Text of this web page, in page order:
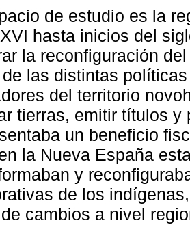
de estudio es la
hasta inicios del
la reconfiguración
las distintas
del territorio
tierras, emitir títulos
un beneficio
la Nueva España
y
de los
cambios a nivel